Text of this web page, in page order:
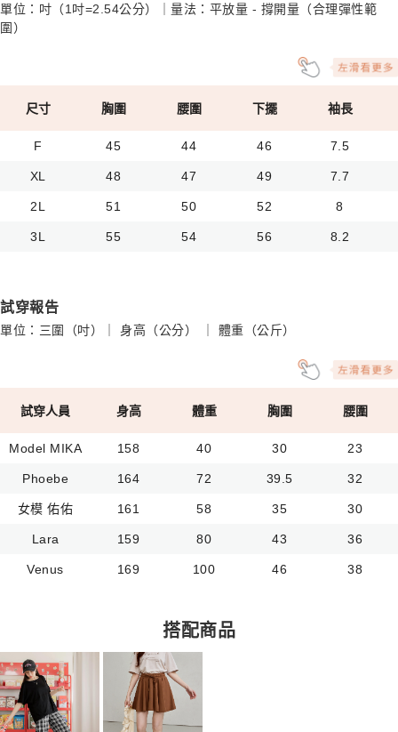
單位：吋（1吋=2.54公分）｜量法：平放量 - 撐開量（合理彈性範
圍）
尺寸 胸圍 腰圍 下擺 袖長
F 45 44 46 7.5
XL 48 47 49 7.7
2L 51 50 52 8
3L 55 54 56 8.2
試穿報告
單位：三圍（吋）｜ 身高（公分） ｜ 體重（公斤）
試穿人員 身高 體重 胸圍 腰圍
Model MIKA 158 40 30 23
Phoebe 164 72 39.5 32
女模 佑佑 161 58 35 30
Lara 159 80 43 36
Venus 169 100 46 38
搭配商品